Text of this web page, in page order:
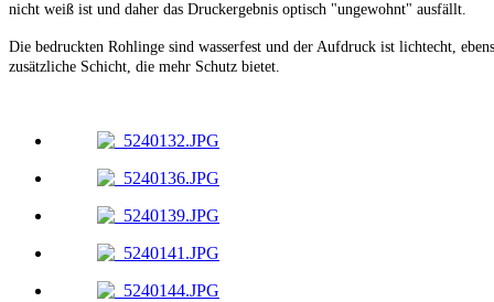
nicht weiß ist und daher das Druckergebnis optisch "ungewohnt" ausfällt.
Die bedruckten Rohlinge sind wasserfest und der Aufdruck ist lichtecht,
zusätzliche Schicht, die mehr Schutz bietet.